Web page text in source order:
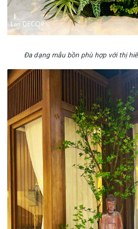
Đa dạng mẫu bồn phù hợp với thị